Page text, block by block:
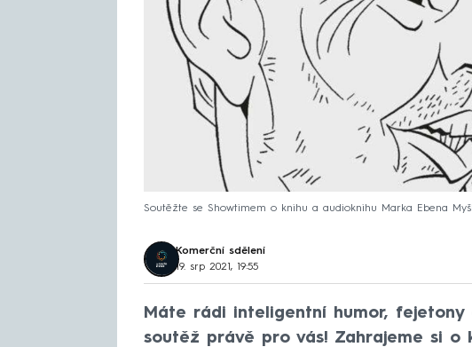
Soutěžte se Showtimem o knihu a audioknihu Marka Ebena
Komerční sdělení
19. srp 2021, 19:55
Máte rádi inteligentní humor, fejetony
soutěž právě pro vás! Zahrajeme si o